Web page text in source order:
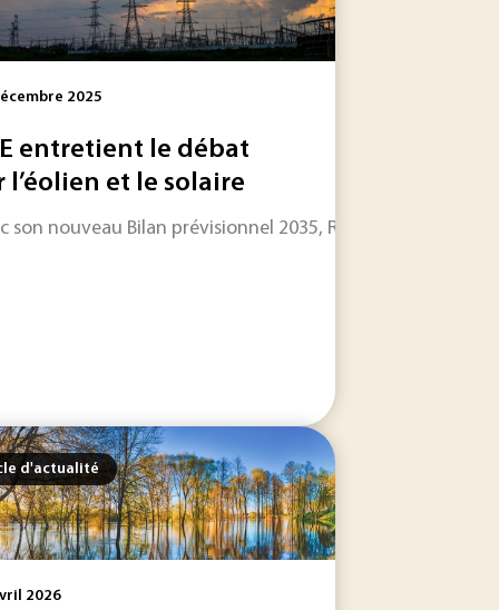
à imposer le tout électrique en 2035, en ouvrant la...
de la part de l’industrie lourde, la filière hydrogène
2025
entretient le débat
l’éolien et le solaire
son nouveau Bilan prévisionnel 2035, RTE acte une
d'actualité
2026